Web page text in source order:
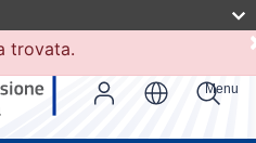
Menu
trovata.